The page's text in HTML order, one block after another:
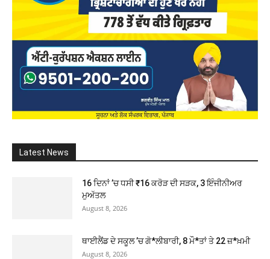
Latest News
16 ਦਿਨਾਂ ’ਚ ਧਸੀ ₹16 ਕਰੋੜ ਦੀ ਸੜਕ, 3 ਇੰਜੀਨੀਅਰ
ਮੁਅੱਤਲ
August 8, 2026
ਥਾਈਲੈਂਡ ਦੇ ਸਕੂਲ ’ਚ ਗੋ*ਲੀਬਾਰੀ, 8 ਮੌ*ਤਾਂ ਤੇ 22 ਜ਼*ਖ਼ਮੀ
August 8, 2026